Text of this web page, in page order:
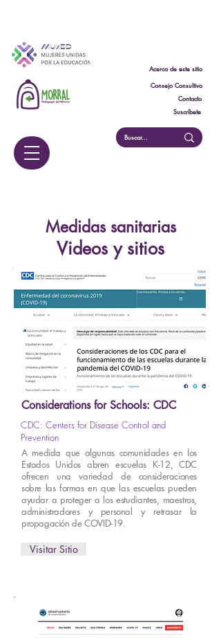
Acerca de este sitio
Consejo Consultivo
Contacto
Suscríbete
Considerations for Schools: CDC
CDC: Centers for Disease Control and
Prevention
A medida que algunas comunidades en los
Estados Unidos abren escuelas K-12, CDC
ofrecen una variedad de consideraciones
sobre las formas en que las escuelas pueden
ayudar a proteger a los estudiantes, maestros,
administradores y personal y retrasar la
propagación de COVID-19.
Visitar Sitio
Medidas sanitarias
Videos y sitios